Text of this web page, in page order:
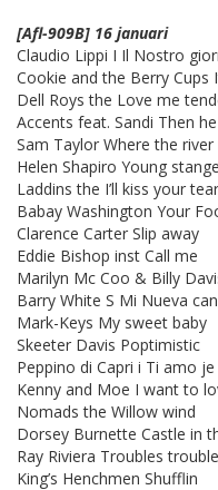
[Afl-909B] 16 januari
Claudio Lippi I Il Nostro
Cookie and the Berry Cups
Dell Roys the Love me
Accents feat. Sandi Then
Sam Taylor Where the
Helen Shapiro Young
Laddins the I’ll kiss your
Babay Washington Your
Clarence Carter Slip away
Eddie Bishop inst Call me
Marilyn Mc Coo & Billy
Barry White S Mi Nueva
Mark-Keys My sweet baby
Skeeter Davis Poptimistic
Peppino di Capri i Ti amo
Kenny and Moe I want to
Nomads the Willow wind
Dorsey Burnette Castle in
Ray Riviera Troubles
King’s Henchmen Shufflin